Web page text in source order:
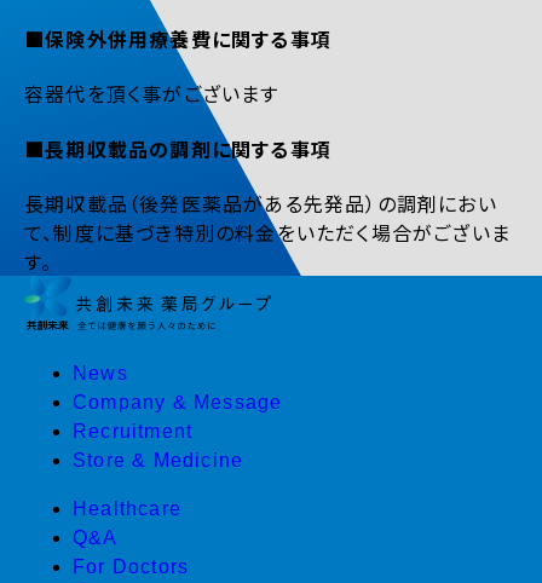
■保険外併用療養費に関する事項
容器代を頂く事がございます
■長期収載品の調剤に関する事項
長期収載品（後発医薬品がある先発品）の調剤におい
て、制度に基づき特別の料金をいただく場合がございま
す。
News
Company & Message
Recruitment
Store & Medicine
Healthcare
Q&A
For Doctors